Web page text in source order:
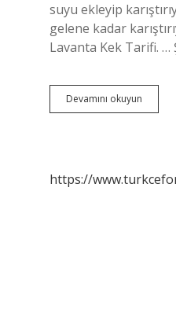
suyu ekleyip
gelene kadar
Lavanta Kek Tarifi. …
Devamını okuyun
Yapımı
Yapılır
https://